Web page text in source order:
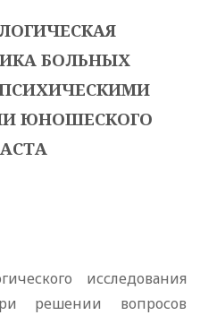
БОЛЬНЫХ
ЮНОШЕСКОГО
исследования
решении вопросов